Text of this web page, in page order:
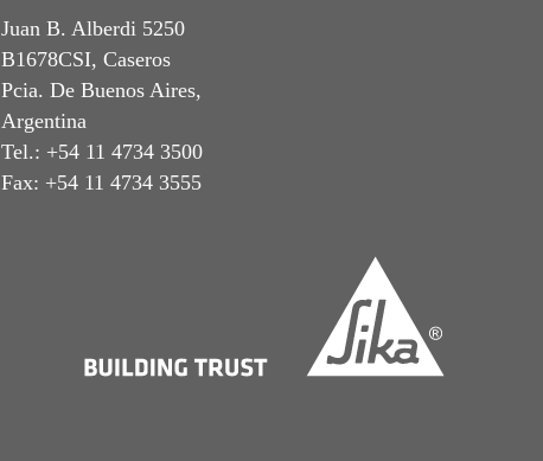
Juan B. Alberdi 5250
B1678CSI, Caseros
Pcia. De Buenos Aires,
Argentina
Tel.: +54 11 4734 3500
Fax: +54 11 4734 3555